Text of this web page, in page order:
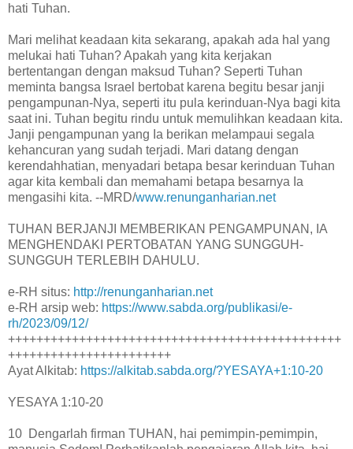
hati Tuhan.
Mari melihat keadaan kita sekarang, apakah ada hal yang
melukai hati Tuhan? Apakah yang kita kerjakan
bertentangan dengan maksud Tuhan? Seperti Tuhan
meminta bangsa Israel bertobat karena begitu besar janji
pengampunan-Nya, seperti itu pula kerinduan-Nya bagi kita
saat ini. Tuhan begitu rindu untuk memulihkan keadaan kita.
Janji pengampunan yang Ia berikan melampaui segala
kehancuran yang sudah terjadi. Mari datang dengan
kerendahhatian, menyadari betapa besar kerinduan Tuhan
agar kita kembali dan memahami betapa besarnya Ia
mengasihi kita. --MRD/www.renunganharian.net
TUHAN BERJANJI MEMBERIKAN PENGAMPUNAN, IA
MENGHENDAKI PERTOBATAN YANG SUNGGUH-
SUNGGUH TERLEBIH DAHULU.
e-RH situs: http://renunganharian.net
e-RH arsip web: https://www.sabda.org/publikasi/e-
rh/2023/09/12/
+++++++++++++++++++++++++++++++++++++++++++++++
+++++++++++++++++++++++
Ayat Alkitab: https://alkitab.sabda.org/?YESAYA+1:10-20
YESAYA 1:10-20
10 Dengarlah firman TUHAN, hai pemimpin-pemimpin,